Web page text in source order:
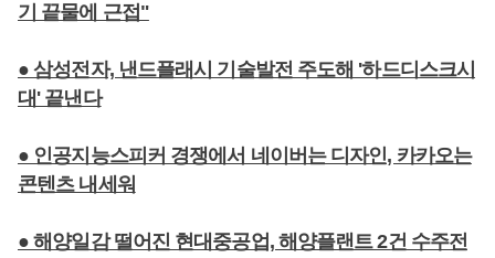
기 끝물에 근접"
● 삼성전자, 낸드플래시 기술발전 주도해 '하드디스크시
대' 끝낸다
● 인공지능스피커 경쟁에서 네이버는 디자인, 카카오는
콘텐츠 내세워
● 해양일감 떨어진 현대중공업, 해양플랜트 2건 수주전